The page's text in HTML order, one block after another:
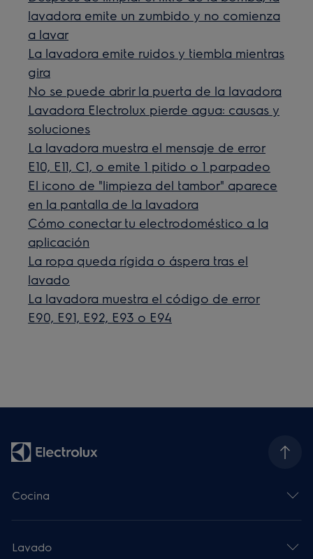
lavadora emite un zumbido y no comienza
a lavar
La lavadora emite ruidos y tiembla mientras
gira
No se puede abrir la puerta de la lavadora
Lavadora Electrolux pierde agua: causas y
soluciones
La lavadora muestra el mensaje de error
E10, E11, C1, o emite 1 pitido o 1 parpadeo
El icono de "limpieza del tambor" aparece
en la pantalla de la lavadora
Cómo conectar tu electrodoméstico a la
aplicación
La ropa queda rígida o áspera tras el
lavado
La lavadora muestra el código de error
E90, E91, E92, E93 o E94
Cocina
Lavado